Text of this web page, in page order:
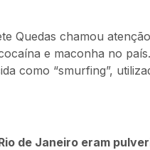
Quedas chamou
e maconha no
como “smurfing”,
de Janeiro eram